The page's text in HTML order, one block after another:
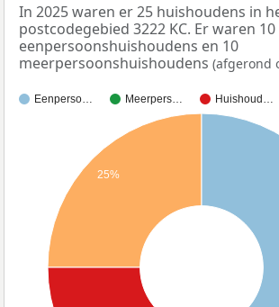
In 2025 waren er 25 huishoudens in
postcodegebied 3222 KC. Er waren 10
eenpersoonshuishoudens en 10
meerpersoonshuishoudens (afgerond
Eenperso… Meerpers… Huishoud…
25%